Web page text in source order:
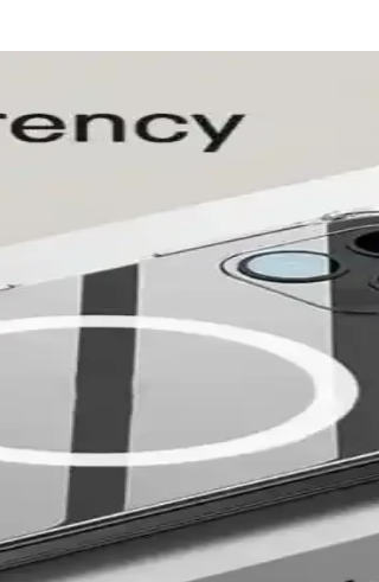
ekran koruyucuları ve kulaklıklar gibi çeşitli
kılıflar sunuyor. Uygun fiyatlı ve tam
Rehberi
malzemeler ve fonksiyonel tasarımlarla uzun
estetik ve fonksiyonellik açısından
malzeme tercihleri ve kullanıcı
Çözümü